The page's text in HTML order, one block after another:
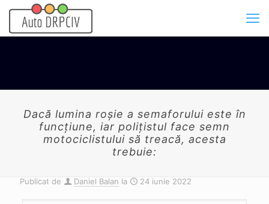
Dacă lumina roşie a semaforului este în
funcţiune, iar poliţistul face semn
motociclistului să treacă, acesta
trebuie:
Publicat de Daniel Balan la 24 iunie 2022